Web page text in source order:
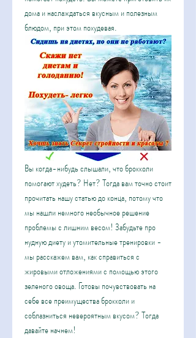
дома и наслаждаться вкусным и полезным
блюдом, при этом похудевая.
Вы когда-нибудь слышали, что брокколи
помогают худеть? Нет? Тогда вам точно стоит
прочитать нашу статью до конца, потому что
мы нашли немного необычное решение
проблемы с лишним весом! Забудьте про
нудную диету и утомительные тренировки -
мы расскажем вам, как справиться с
жировыми отложениями с помощью этого
зеленого овоща. Готовы почувствовать на
себе все преимущества брокколи и
соблазниться невероятным вкусом? Тогда
давайте начнем!